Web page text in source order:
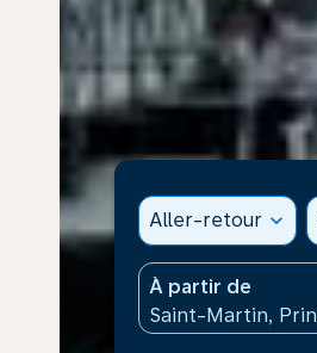
Aller-retour expand_more
À partir de